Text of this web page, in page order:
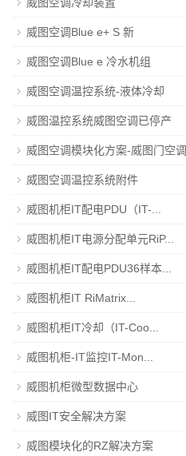
威图空调Blue e+ S 新
威图空调Blue e 冷水机组
威图空调温控系统-液体冷却
威图温控系统威图空调已停产
威图空调模块化方案-威图门空调
威图空调温控系统附件
威图机柜IT配电PDU（IT-...
威图机柜IT电源分配单元RiP...
威图机柜IT配电PDU36样本...
威图机柜IT RiMatrix...
威图机柜IT冷却（IT-Coo...
威图机柜-IT监控IT-Mon...
威图机柜微型数据中心
威图IT安全解决方案
威图模块化的RZ解决方案